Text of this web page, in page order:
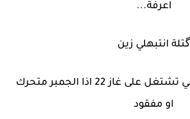
اعرفة...
گتلة انتبهلي زين
رمز c5 يطلع بالاجهزة الي تشتغل على غاز 22 اذا الجمبر متحرك
او مفقود